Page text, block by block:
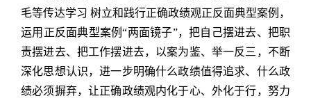
毛等传达学习 树立和践行正确政绩观正反面典型案例，
运用正反面典型案例“两面镜子”，把自己摆进去、把职
责摆进去、把工作摆进去，以案为鉴、举一反三，不断
深化思想认识，进一步明确什么政绩值得追求、什么政
绩必须摒弃，让正确政绩观内化于心、外化于行，努力